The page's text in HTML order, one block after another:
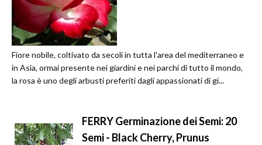
Fiore nobile, coltivato da secoli in tutta l'area del mediterraneo e
in Asia, ormai presente nei giardini e nei parchi di tutto il mondo,
la rosa è uno degli arbusti preferiti dagli appassionati di gi...
FERRY Germinazione dei Semi: 20
Semi - Black Cherry, Prunus